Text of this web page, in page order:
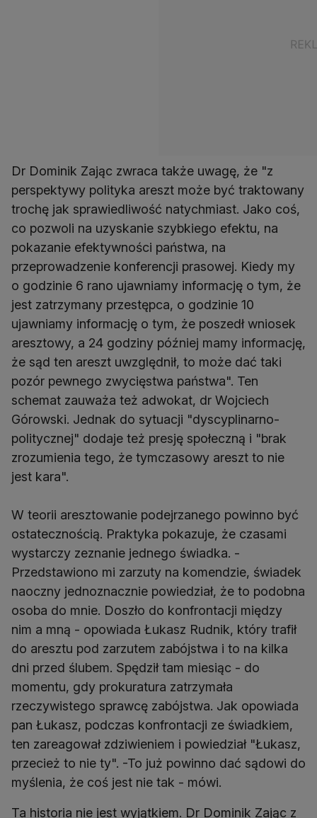
Dr Dominik Zając zwraca także uwagę, że "z
perspektywy polityka areszt może być traktowany
trochę jak sprawiedliwość natychmiast. Jako coś,
co pozwoli na uzyskanie szybkiego efektu, na
pokazanie efektywności państwa, na
przeprowadzenie konferencji prasowej. Kiedy my
o godzinie 6 rano ujawniamy informację o tym, że
jest zatrzymany przestępca, o godzinie 10
ujawniamy informację o tym, że poszedł wniosek
aresztowy, a 24 godziny później mamy informację,
że sąd ten areszt uwzględnił, to może dać taki
pozór pewnego zwycięstwa państwa". Ten
schemat zauważa też adwokat, dr Wojciech
Górowski. Jednak do sytuacji "dyscyplinarno-
politycznej" dodaje też presję społeczną i "brak
zrozumienia tego, że tymczasowy areszt to nie
jest kara".
W teorii aresztowanie podejrzanego powinno być
ostatecznością. Praktyka pokazuje, że czasami
wystarczy zeznanie jednego świadka. -
Przedstawiono mi zarzuty na komendzie, świadek
naoczny jednoznacznie powiedział, że to podobna
osoba do mnie. Doszło do konfrontacji między
nim a mną - opowiada Łukasz Rudnik, który trafił
do aresztu pod zarzutem zabójstwa i to na kilka
dni przed ślubem. Spędził tam miesiąc - do
momentu, gdy prokuratura zatrzymała
rzeczywistego sprawcę zabójstwa. Jak opowiada
pan Łukasz, podczas konfrontacji ze świadkiem,
ten zareagował zdziwieniem i powiedział "Łukasz,
przecież to nie ty". -To już powinno dać sądowi do
myślenia, że coś jest nie tak - mówi.
Ta historia nie jest wyjątkiem. Dr Dominik Zając z